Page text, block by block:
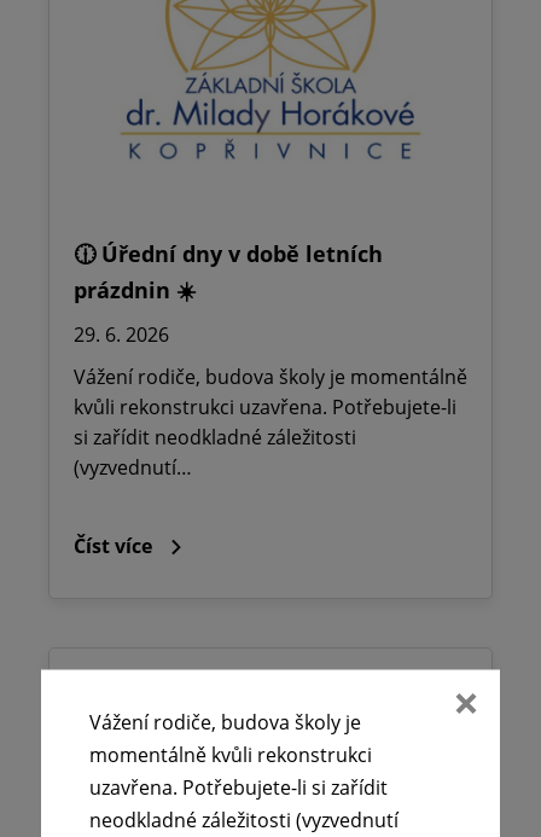
🕧 Úřední dny v době letních
prázdnin ☀️
29. 6. 2026
Vážení rodiče, budova školy je momentálně
kvůli rekonstrukci uzavřena. Potřebujete-li
si zařídit neodkladné záležitosti
(vyzvednutí…
Číst více
Vážení rodiče, budova školy je
momentálně kvůli rekonstrukci
uzavřena. Potřebujete-li si zařídit
neodkladné záležitosti (vyzvednutí